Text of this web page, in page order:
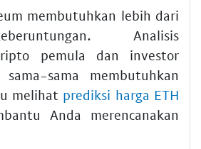
membutuhkan lebih dari
Analisis
pemula dan investor
sama-sama membutuhkan
melihat prediksi harga ETH
Anda merencanakan